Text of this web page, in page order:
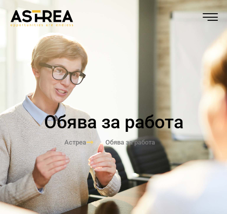
Обява за работа
Астреа Обява за работа